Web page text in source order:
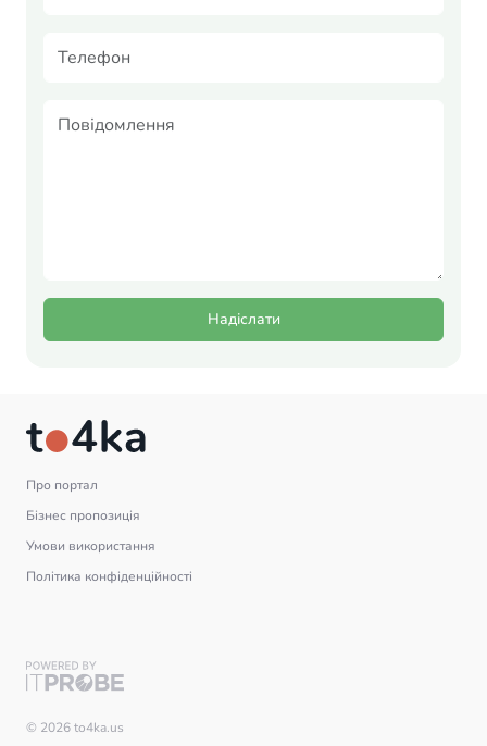
Надіслати
Про портал
Бізнес пропозиція
Умови використання
Політика конфіденційності
© 2026 to4ka.us